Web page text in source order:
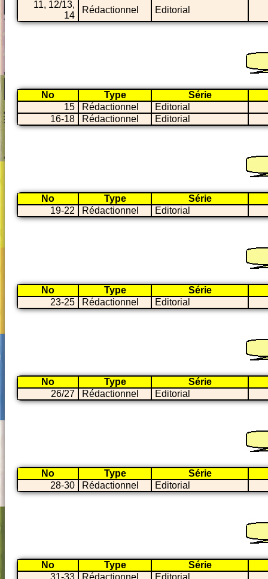
11, 12/13,
14
Rédactionnel Editorial
No Type
Série
15
Rédactionnel
Editorial
16-18
Rédactionnel Editorial
No Type
Série
19-22
Rédactionnel Editorial
No Type
Série
23-25
Rédactionnel Editorial
No Type
Série
26/27
Rédactionnel Editorial
No Type
Série
28-30
Rédactionnel Editorial
No Type
Série
31-33
Rédactionnel Editorial